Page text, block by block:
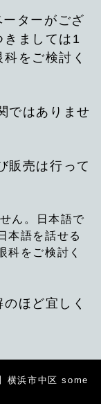
ターがござ
きましては1
をご検討く
ではありませ
販売は行って
ん。日本語で
本語を話せる
科をご検討く
ほど宜しく
横浜市中区 some